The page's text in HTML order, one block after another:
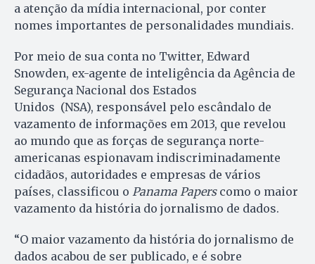
a atenção da mídia internacional, por conter
nomes importantes de personalidades mundiais.
Por meio de sua conta no Twitter, Edward
Snowden, ex-agente de inteligência da Agência de
Segurança Nacional dos Estados
Unidos (NSA), responsável pelo escândalo de
vazamento de informações em 2013, que revelou
ao mundo que as forças de segurança norte-
americanas espionavam indiscriminadamente
cidadãos, autoridades e empresas de vários
países, classificou o Panama Paperscomo o maior
vazamento da história do jornalismo de dados.
“O maior vazamento da história do jornalismo de
dados acabou de ser publicado, e é sobre